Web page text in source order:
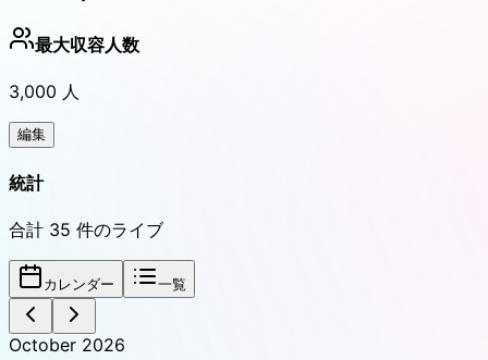
最大収容人数
3,000 人
編集
統計
合計 35 件のライブ
カレンダー 一覧
October 2026